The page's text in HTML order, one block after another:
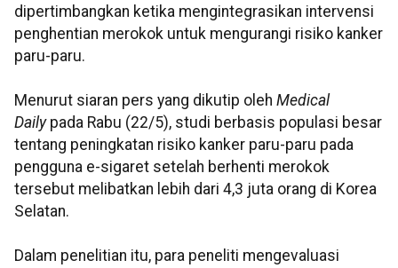
dipertimbangkan ketika mengintegrasikan intervensi
penghentian merokok untuk mengurangi risiko kanker
paru-paru.
Menurut siaran pers yang dikutip oleh Medical
Dailypada Rabu (22/5), studi berbasis populasi besar
tentang peningkatan risiko kanker paru-paru pada
pengguna e-sigaret setelah berhenti merokok
tersebut melibatkan lebih dari 4,3 juta orang di Korea
Selatan.
Dalam penelitian itu, para peneliti mengevaluasi